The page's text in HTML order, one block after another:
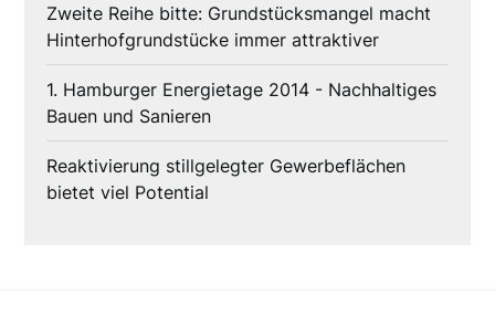
Zweite Reihe bitte: Grundstücksmangel macht
Hinterhofgrundstücke immer attraktiver
1. Hamburger Energietage 2014 - Nachhaltiges
Bauen und Sanieren
Reaktivierung stillgelegter Gewerbeflächen
bietet viel Potential